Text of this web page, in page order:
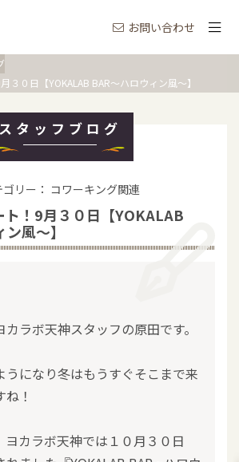
お問い合わせ
３０日【YOKALAB BAR～ハロウィン風～】
スタッフブログ
ゴリー： コワーキング関連
ト！9月３０日【YOKALAB
風～】
ラボ天神スタッフの原田です。
うになり冬はもうすぐそこまで来
！
ヨカラボ天神では１０月３０日